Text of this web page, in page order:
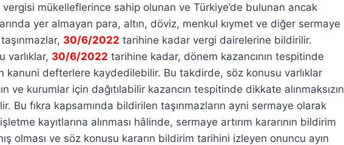
mükelleflerince sahip olunan ve Türkiye’de bulunan ancak
yer almayan para, altın, döviz, menkul kıymet ve diğer sermaye
30/6/2022 tarihine kadar vergi dairelerine bildirilir.
varlıklar, 30/6/2022 tarihine kadar, dönem kazancının tespitinde
kanuni defterlere kaydedilebilir. Bu takdirde, söz konusu varlıklar
ve kurumlar için dağıtılabilir kazancın tespitinde dikkate alınmaksızın
Bu fıkra kapsamında bildirilen taşınmazların ayni sermaye olarak
kayıtlarına alınması hâlinde, sermaye artırım kararının bildirim
olması ve söz konusu kararın bildirim tarihini izleyen onuncu ayın